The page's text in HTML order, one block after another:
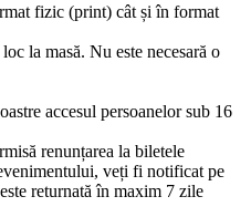
fizic (print) cât și în format
la masă. Nu este necesară o
accesul persoanelor sub 16
renunțarea la biletele
veți fi notificat pe
returnată în maxim 7 zile